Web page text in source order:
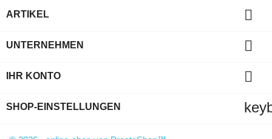
ARTIKEL 
UNTERNEHMEN 
IHR KONTO 
SHOP-EINSTELLUNGEN